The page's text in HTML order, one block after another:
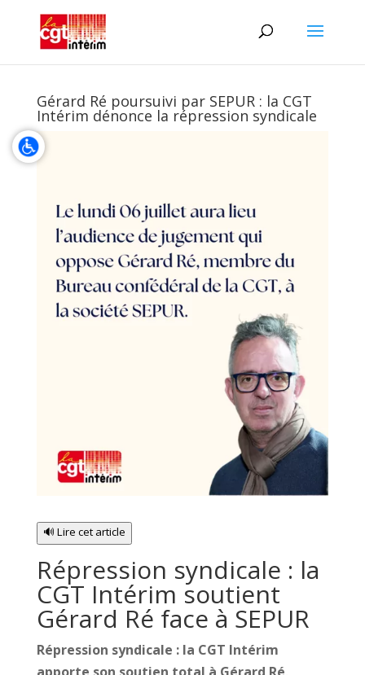
Gérard Ré poursuivi par SEPUR : la CGT
Intérim dénonce la répression syndicale
🔊 Lire cet article
Répression syndicale : la
CGT Intérim soutient
Gérard Ré face à SEPUR
Répression syndicale : la CGT Intérim